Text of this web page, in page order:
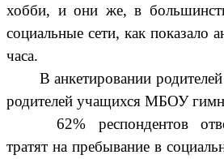
хобби, и они же, в
социальные сети, как показало
часа.
В анкетировании родителей
родителей учащихся МБОУ
62% респондентов
тратят на пребывание в